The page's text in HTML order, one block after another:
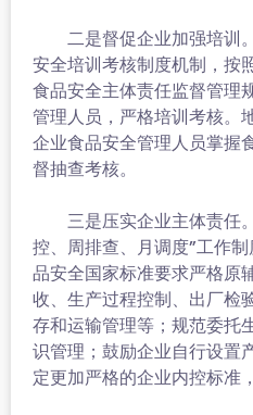
二是督促企业加强培训
安全培训考核制度机制，按
食品安全主体责任监督管理
管理人员，严格培训考核。
企业食品安全管理人员掌握
督抽查考核。
三是压实企业主体责任
控、周排查、月调度”工作
品安全国家标准要求严格原
收、生产过程控制、出厂检
存和运输管理等；规范委托
识管理；鼓励企业自行设置
定更加严格的企业内控标准